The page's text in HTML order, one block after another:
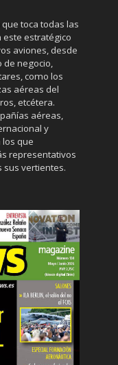
toca todas las
este estratégico
aviones, desde
de negocio,
como los
aéreas del
etcétera.
aéreas,
y
que
representativos
sus vertientes.